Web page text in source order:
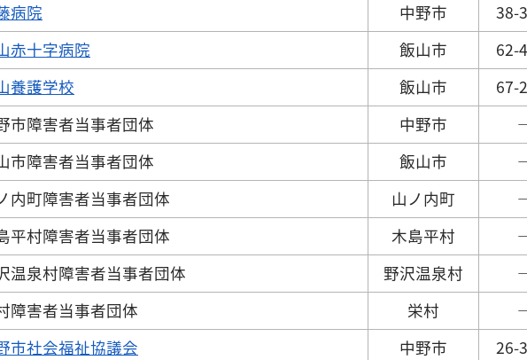
病院
中野市
38-
赤十字病院
飯山市
62-
養護学校
飯山市 67-
市障害者当事者団体 中野市
市障害者当事者団体
飯山市
内町障害者当事者団体
山ノ内町
平村障害者当事者団体
木島平村
温泉村障害者当事者団体
野沢温泉村
障害者当事者団体
栄村
市社会福祉協議会 中野市
26-